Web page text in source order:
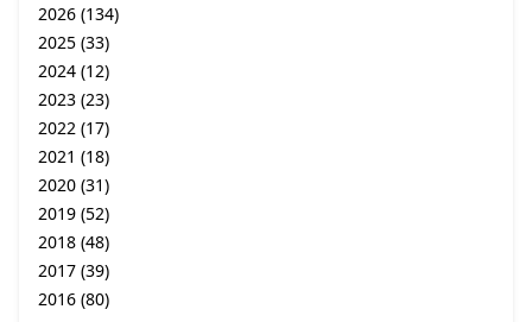
2026 (134)
2025 (33)
2024 (12)
2023 (23)
2022 (17)
2021 (18)
2020 (31)
2019 (52)
2018 (48)
2017 (39)
2016 (80)